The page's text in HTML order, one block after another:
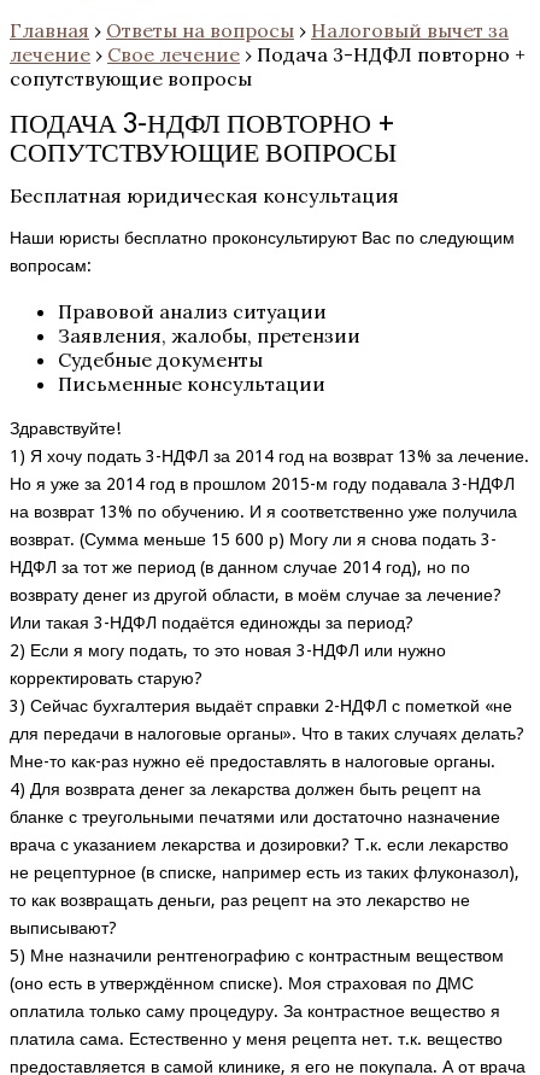
Главная › Ответы на вопросы › Налоговый вычет за
лечение › Свое лечение › Подача 3-НДФЛ повторно +
сопутствующие вопросы
ПОДАЧА 3-НДФЛ ПОВТОРНО +
СОПУТСТВУЮЩИЕ ВОПРОСЫ
Бесплатная юридическая консультация
Наши юристы бесплатно проконсультируют Вас по следующим
вопросам:
Правовой анализ ситуации
Заявления, жалобы, претензии
Судебные документы
Письменные консультации
Здравствуйте!
1) Я хочу подать 3-НДФЛ за 2014 год на возврат 13% за лечение.
Но я уже за 2014 год в прошлом 2015-м году подавала 3-НДФЛ
на возврат 13% по обучению. И я соответственно уже получила
возврат. (Сумма меньше 15 600 р) Могу ли я снова подать 3-
НДФЛ за тот же период (в данном случае 2014 год), но по
возврату денег из другой области, в моём случае за лечение?
Или такая 3-НДФЛ подаётся единожды за период?
2) Если я могу подать, то это новая 3-НДФЛ или нужно
корректировать старую?
3) Сейчас бухгалтерия выдаёт справки 2-НДФЛ с пометкой «не
для передачи в налоговые органы». Что в таких случаях делать?
Мне-то как-раз нужно её предоставлять в налоговые органы.
4) Для возврата денег за лекарства должен быть рецепт на
бланке с треугольными печатями или достаточно назначение
врача с указанием лекарства и дозировки? Т.к. если лекарство
не рецептурное (в списке, например есть из таких флуконазол),
то как возвращать деньги, раз рецепт на это лекарство не
выписывают?
5) Мне назначили рентгенографию с контрастным веществом
(оно есть в утверждённом списке). Моя страховая по ДМС
оплатила только саму процедуру. За контрастное вещество я
платила сама. Естественно у меня рецепта нет. т.к. вещество
предоставляется в самой клинике, я его не покупала. А от врача